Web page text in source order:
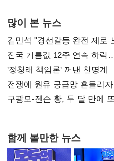
많이 본 뉴스
김민석 "경선갈등 완전 제로
사과부터"
전국 기름값 12주 연속 하락
'정청래 책임론' 꺼낸 친명계
때리기
전쟁에 원유 공급망 흔들리
핵심으로 재부상
구광모-젠슨 황, 두 달 만에
함께 볼만한 뉴스